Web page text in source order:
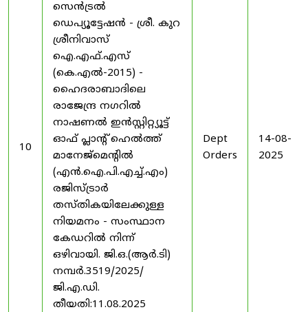
10
സെൻട്രൽ
ഡെപ്യൂട്ടേഷൻ - ശ്രീ. കുറ
ശ്രീനിവാസ്
ഐ.എഫ്.എസ്
(കെ.എൽ-2015) -
ഹൈദരാബാദിലെ
രാജേന്ദ്ര നഗറിൽ
നാഷണൽ ഇൻസ്റ്റിറ്റ്യൂട്ട്
ഓഫ് പ്ലാന്റ് ഹെൽത്ത്
മാനേജ്‌മെന്റിൽ
(എൻ.ഐ.പി.എച്ച്.എം)
രജിസ്ട്രാർ
തസ്തികയിലേക്കുള്ള
നിയമനം - സംസ്ഥാന
കേഡറിൽ നിന്ന്
ഒഴിവായി. ജി.ഒ.(ആർ.ടി)
നമ്പർ.3519/2025/
ജി.എ.ഡി.
തീയതി:11.08.2025
Dept
Orders
14-08-
2025